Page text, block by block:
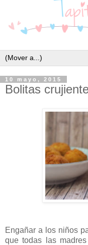
10 mayo, 2015
Bolitas
Engañar a los niños
que todas las